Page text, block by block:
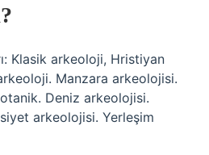
Klasik arkeoloji, Hristiyan
Manzara arkeolojisi.
Deniz arkeolojisi.
arkeolojisi. Yerleşim